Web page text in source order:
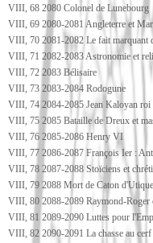
VIII, 68 2080 Colonel de Lunebourg
VIII, 69 2080-2081 Angleterre et
VIII, 70 2081-2082 Le fait marquant
VIII, 71 2082-2083 Astronomie et
VIII, 72 2083 Bélisaire
VIII, 73 2083-2084 Rodogune
VIII, 74 2084-2085 Jean Kaloyan roi
VIII, 75 2085 Bataille de Dreux et
VIII, 76 2085-2086 Henry VI
VIII, 77 2086-2087 François Ier :
VIII, 78 2087-2088 Stoïciens et
VIII, 79 2088 Mort de Caton d'Utique
VIII, 80 2088-2089 Raymond-Roger
VIII, 81 2089-2090 Luttes pour
VIII, 82 2090-2091 La chasse au cerf